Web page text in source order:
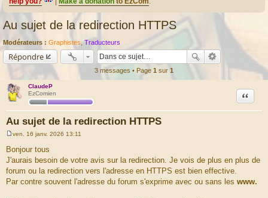
Au sujet de la redirection HTTPS
Modérateurs : Graphistes,Traducteurs
Répondre
3 messages • Page 1 sur 1
ClaudeP
EzComien
Au sujet de la redirection HTTPS
Citation
s
s
g
e
ven. 16 janv. 2026 13:11
Bonjour tous
J'aurais besoin de votre avis sur la redirection. Je vois de plus en plus de
forum ou la redirection vers l'adresse en HTTPS est bien effective.
Par contre souvent l'adresse du forum s'exprime avec ou sans les www.